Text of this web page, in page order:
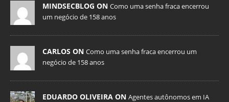
MINDSECBLOG ON Como uma senha fraca encerrou
um negócio de 158 anos
CARLOS ON Como uma senha fraca encerrou um
negócio de 158 anos
EDUARDO OLIVEIRA ON Agentes autônomos em IA